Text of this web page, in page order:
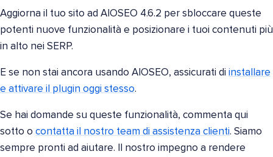
Aggiorna il tuo sito ad AIOSEO 4.6.2 per sbloccare queste
potenti nuove funzionalità e posizionare i tuoi contenuti più
in alto nei SERP.
E se non stai ancora usando AIOSEO, assicurati di installare
e attivare il plugin oggi stesso.
Se hai domande su queste funzionalità, commenta qui
sotto o contatta il nostro team di assistenza clienti. Siamo
sempre pronti ad aiutare. Il nostro impegno a rendere